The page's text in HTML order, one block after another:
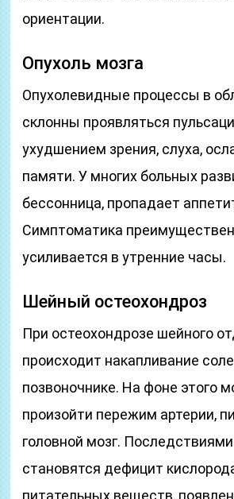
ориентации.
Опухоль мозга
Опухолевидные процессы в
склонны проявляться
ухудшением зрения, слуха,
памяти. У многих больных
бессонница, пропадает
Симптоматика
усиливается в утренние часы.
Шейный остеохондроз
При остеохондрозе шейного
происходит накапливание
позвоночнике. На фоне этого
произойти пережим артерии,
головной мозг.
становятся дефицит
питательных веществ,